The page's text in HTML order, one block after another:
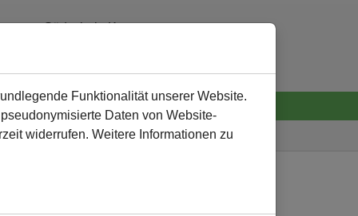
Südschule Kamen
Südschule Nachricht
Funktionalität unserer Website.
Daten von Website-
widerrufen. Weitere Informationen zu